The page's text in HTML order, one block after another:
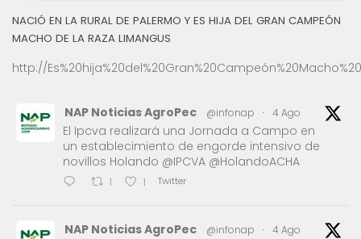
NACIÓ EN LA RURAL DE PALERMO Y ES HIJA DEL GRAN CAMPEÓN
MACHO DE LA RAZA LIMANGUS
http://
NAP Noticias AgroPec @infonap · 4 Ago
El Ipcva realizará una Jornada a Campo en
un establecimiento de engorde intensivo de
novillos Holando @IPCVA @HolandoACHA
1 1 Twitter
NAP Noticias AgroPec @infonap · 4 Ago